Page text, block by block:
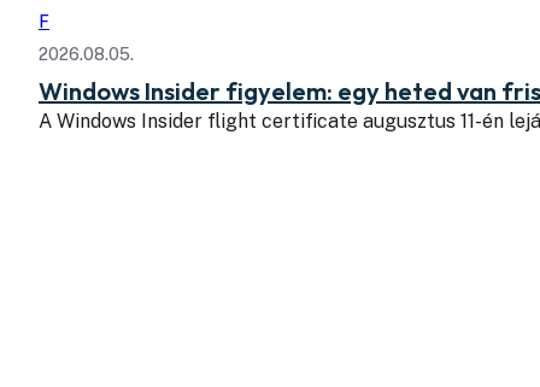
F
2026.08.05.
Windows Insider figyelem: egy heted van
A Windows Insider flight certificate augusztus 11-én